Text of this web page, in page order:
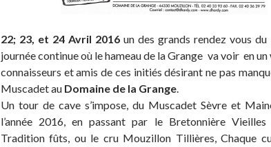
22; 23, et 24 Avril 2016 un des grands rendez vous du
journée continue où le hameau de la Grange va voir en un
connaisseurs et amis de ces initiés désirant ne pas
Muscadet au Domaine de la Grange.
Un tour de cave s’impose, du Muscadet Sèvre et
l’année 2016, en passant par le Bretonnière
Tradition fûts, ou le cru Mouzillon Tillières, Chaque